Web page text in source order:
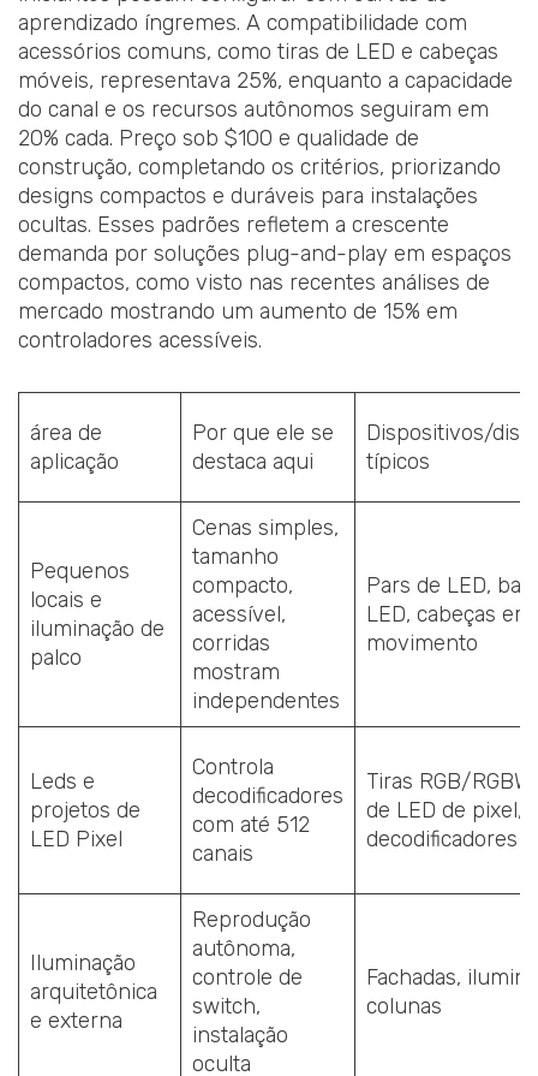
aprendizado íngremes. A compatibilidade com
acessórios comuns, como tiras de LED e cabeças
móveis, representava 25%, enquanto a capacidade
do canal e os recursos autônomos seguiram em
20% cada. Preço sob $100 e qualidade de
construção, completando os critérios, priorizando
designs compactos e duráveis para instalações
ocultas. Esses padrões refletem a crescente
demanda por soluções plug-and-play em espaços
compactos, como visto nas recentes análises de
mercado mostrando um aumento de 15% em
controladores acessíveis.
área de
aplicação
Por que ele se
destaca aqui
Dispositivos/
típicos
Pequenos
locais e
iluminação de
palco
Cenas simples,
tamanho
compacto,
acessível,
corridas
mostram
independentes
Pars de LED,
LED, cabeças em
movimento
Leds e
projetos de
LED Pixel
Controla
decodificadores
com até 512
canais
Tiras RGB/
de LED de pixel,
decodificadores
Iluminação
arquitetônica
e externa
Reprodução
autônoma,
controle de
switch,
instalação
oculta
Fachadas,
colunas